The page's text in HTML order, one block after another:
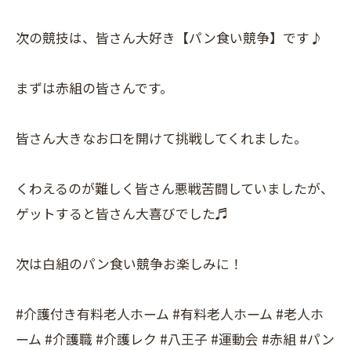
次の競技は、皆さん大好き【パン食い競争】です♪
まずは赤組の皆さんです。
皆さん大きなお口を開けて挑戦してくれました。
くわえるのが難しく皆さん悪戦苦闘していましたが、
ゲットすると皆さん大喜びでした♬
次は白組のパン食い競争お楽しみに！
#介護付き有料老人ホーム #有料老人ホーム #老人ホ
ーム #介護職 #介護レク #八王子 #運動会 #赤組 #パン